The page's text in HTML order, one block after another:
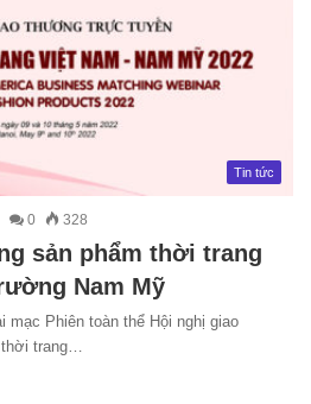
Tin tức
0 328
sản phẩm thời trang
Nam Mỹ
mạc Phiên toàn thể Hội nghị giao
trang…